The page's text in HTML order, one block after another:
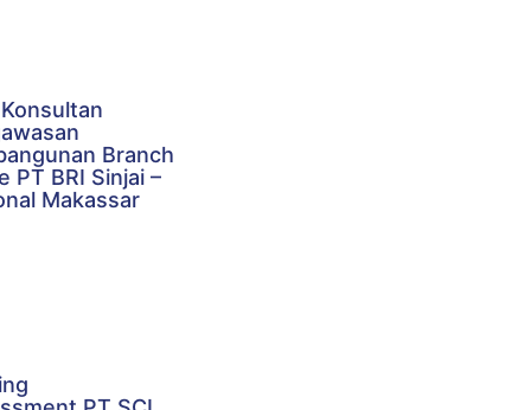
Branch
PT BRI Sinjai –
Makassar